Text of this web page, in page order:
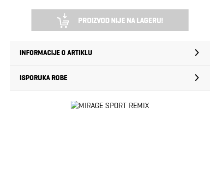
PROIZVOD NIJE NA LAGERU!
INFORMACIJE O ARTIKLU
ISPORUKA ROBE